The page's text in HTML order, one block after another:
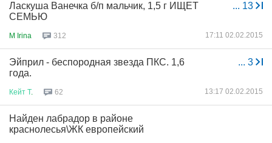
... 13
Ласкуша Ванечка б/п мальчик, 1,5 г ИЩЕТ
СЕМЬЮ
M Irina 312 17:11 02.02.2015
... 3
Эйприл - беспородная звезда ПКС. 1,6
года.
Кейт Т. 62 13:17 02.02.2015
Найден лабрадор в районе
краснолесья\ЖК европейский